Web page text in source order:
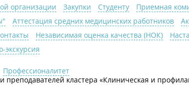
организации Закупки Студенту Приемная
Аттестация средних медицинских работников
Независимая оценка качества (НОК)
экскурсия
Профессионалитет
преподавателей кластера «Клиническая и